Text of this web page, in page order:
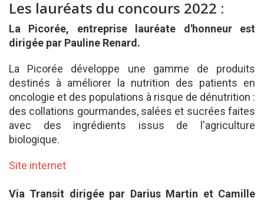
Les lauréats du concours 2022 :
La Picorée, entreprise lauréate d'honneur est
dirigée par Pauline Renard.
La Picorée développe une gamme de produits
destinés à améliorer la nutrition des patients en
oncologie et des populations à risque de dénutrition :
des collations gourmandes, salées et sucrées faites
avec des ingrédients issus de l'agriculture
biologique.
Site internet
Via Transit dirigée par Darius Martin et Camille